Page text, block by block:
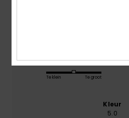
Maat
Te klein Te groot
Kleur
5.0